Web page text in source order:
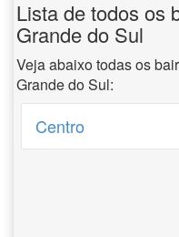
Lista de todos os
Grande do Sul
Veja abaixo todas os
Grande do Sul:
Centro